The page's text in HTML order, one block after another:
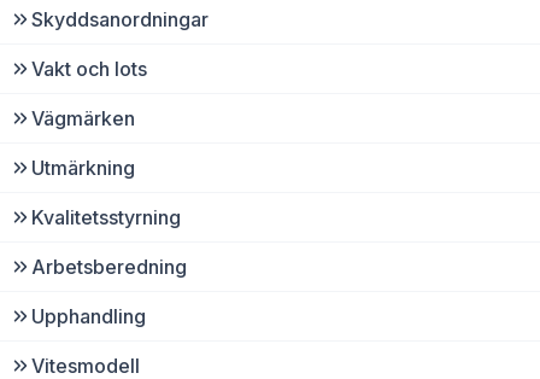
Skyddsanordningar
Vakt och lots
Vägmärken
Utmärkning
Kvalitetsstyrning
Arbetsberedning
Upphandling
Vitesmodell